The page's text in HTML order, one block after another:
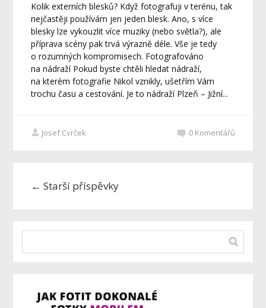
Kolik externích blesků? Když fotografuji v terénu, tak
nejčastěji používám jen jeden blesk. Ano, s více
blesky lze vykouzlit více muziky (nebo světla?), ale
příprava scény pak trvá výrazně déle. Vše je tedy
o rozumných kompromisech. Fotografováno
na nádraží Pokud byste chtěli hledat nádraží,
na kterém fotografie Nikol vznikly, ušetřím Vám
trochu času a cestování. Je to nádraží Plzeň – Jižní...
Josef Cvrček 0 Komentářů
← Starší příspěvky